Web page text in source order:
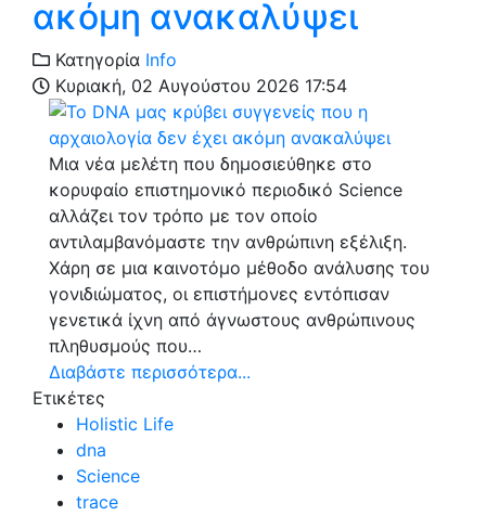
ακόμη ανακαλύψει
Κατηγορία Info
Κυριακή, 02 Αυγούστου 2026 17:54
Μια νέα μελέτη που δημοσιεύθηκε στο
κορυφαίο επιστημονικό περιοδικό Science
αλλάζει τον τρόπο με τον οποίο
αντιλαμβανόμαστε την ανθρώπινη εξέλιξη.
Χάρη σε μια καινοτόμο μέθοδο ανάλυσης του
γονιδιώματος, οι επιστήμονες εντόπισαν
γενετικά ίχνη από άγνωστους ανθρώπινους
πληθυσμούς που…
Διαβάστε περισσότερα...
Ετικέτες
Holistic Life
dna
Science
trace